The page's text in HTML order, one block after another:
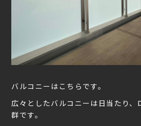
バルコニーはこちらです。
広々としたバルコニーは日当たり、
群です。